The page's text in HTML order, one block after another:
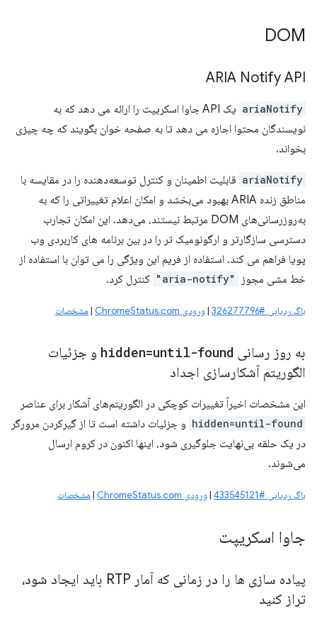
DOM
ARIA Notify API
ariaNotify
یک API جاوا اسکریپت را ارائه می دهد که به
نویسندگان محتوا اجازه می دهد تا به صفحه خوان بگویند که چه چیزی
بخواند.
ariaNotify قابلیت اطمینان و کنترل توسعه‌دهنده را در مقایسه با
مناطق زنده ARIA بهبود می‌بخشد و امکان اعلام تغییراتی را که به
به‌روزرسانی‌های DOM مرتبط نیستند، می‌دهد. این امکان تجارب
دسترسی سازگارتر و ارگونومیک تر را در بین برنامه های کاربردی وب
پویا فراهم می کند. استفاده از فریم این ویژگی را می توان با استفاده از
خط مشی مجوز
"aria-notify" کنترل کرد.
باگ ردیابی #326277796 |ورودی ChromeStatus.com | مشخصات
به روز رسانی hidden=until-found و جزئیات
الگوریتم آشکارسازی اجداد
این مشخصات اخیراً تغییرات کوچکی در الگوریتم‌های آشکار برای عناصر
hidden=until-found و جزئیات داشته است تا از گیرکردن مرورگر
در یک حلقه بی‌نهایت جلوگیری شود، اینها اکنون در کروم ارسال
می‌شوند.
باگ ردیابی #433545121 |ورودی ChromeStatus.com | مشخصات
جاوا اسکریپت
پیاده سازی ها را در زمانی که آمار RTP باید ایجاد شود،
تراز کنید